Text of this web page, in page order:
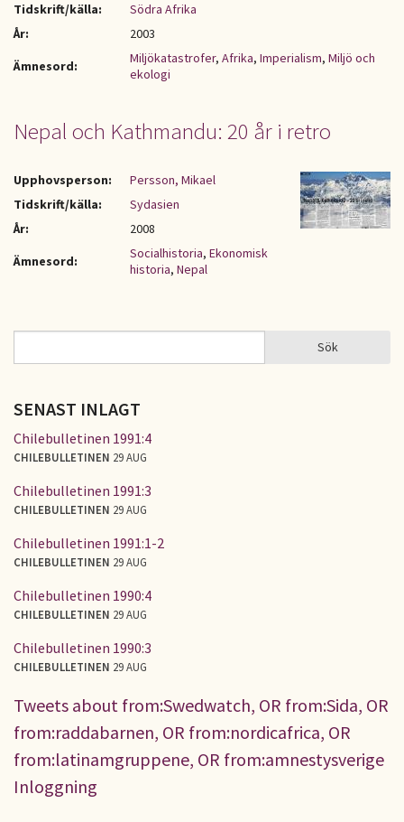
Tidskrift/källa:
Södra Afrika
År:
2003
Ämnesord:
Miljökatastrofer, Afrika, Imperialism, Miljö och
ekologi
Nepal och Kathmandu: 20 år i retro
Upphovsperson:
Persson, Mikael
Tidskrift/källa:
Sydasien
År:
2008
Ämnesord:
Socialhistoria, Ekonomisk
historia, Nepal
SÖKFORMULÄR Sök
SENAST INLAGT
Chilebulletinen 1991:4
CHILEBULLETINEN 29 AUG
Chilebulletinen 1991:3
CHILEBULLETINEN 29 AUG
Chilebulletinen 1991:1-2
CHILEBULLETINEN 29 AUG
Chilebulletinen 1990:4
CHILEBULLETINEN 29 AUG
Chilebulletinen 1990:3
CHILEBULLETINEN 29 AUG
Tweets about from:Swedwatch, OR from:Sida, OR
from:raddabarnen, OR from:nordicafrica, OR
from:latinamgruppene, OR from:amnestysverige
Inloggning